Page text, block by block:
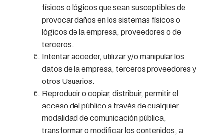
físicos o lógicos que sean susceptibles de
provocar daños en los sistemas físicos o
lógicos de la empresa, proveedores o de
terceros.
Intentar acceder, utilizar y/o manipular los
datos de la empresa, terceros proveedores y
otros Usuarios.
Reproducir o copiar, distribuir, permitir el
acceso del público a través de cualquier
modalidad de comunicación pública,
transformar o modificar los contenidos, a